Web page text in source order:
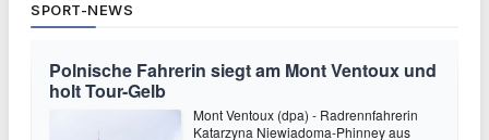
SPORT-NEWS
Polnische Fahrerin siegt am Mont Ventoux und
holt Tour-Gelb
Mont Ventoux (dpa) - Radrennfahrerin
Katarzyna Niewiadoma-Phinney aus